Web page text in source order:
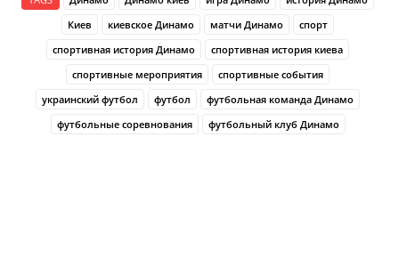
Киев
киевское Динамо матчи Динамо
спорт
спортивная история Динамо
спортивная история киева
спортивные мероприятия
спортивные события
украинский футбол
футбол
футбольная команда Динамо
футбольные соревнования
футбольный клуб Динамо